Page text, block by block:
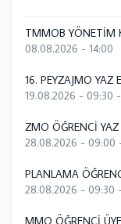
TMMOB YÖNETİM
08.08.2026 - 14:00
16. PEYZAJMO YAZ
19.08.2026 - 09:30 -
ZMO ÖĞRENCİ
28.08.2026 - 09:00
PLANLAMA
28.08.2026 - 09:30 -
MMO ÖĞRENCİ